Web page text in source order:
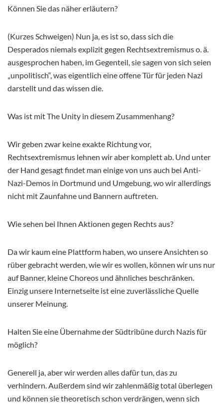
Können Sie das näher erläutern?
(Kurzes Schweigen) Nun ja, es ist so, dass sich die
Desperados niemals explizit gegen Rechtsextremismus o. ä.
ausgesprochen haben, im Gegenteil, sie sagen von sich seien
„unpolitisch“, was eigentlich eine offene Tür für jeden Nazi
darstellt und das wissen die.
Was ist mit The Unity in diesem Zusammenhang?
Wir geben zwar keine exakte Richtung vor,
Rechtsextremismus lehnen wir aber komplett ab. Und unter
der Hand gesagt findet man einige von uns auch bei Anti-
Nazi-Demos in Dortmund und Umgebung, wo wir allerdings
nicht mit Zaunfahne und Bannern auftreten.
Wie sehen bei Ihnen Aktionen gegen Rechts aus?
Da wir kaum eine Plattform haben, wo unsere Ansichten so
rüber gebracht werden, wie wir es wollen, können wir uns nur
auf Banner, kleine Choreos und ähnliches beschränken.
Einzig unsere Internetseite ist eine zuverlässliche Quelle
unserer Meinung.
Halten Sie eine Übernahme der Südtribüne durch Nazis für
möglich?
Generell ja, aber wir werden alles dafür tun, das zu
verhindern. Außerdem sind wir zahlenmäßig total überlegen
und können sie theoretisch schon verdrängen, wenn sich